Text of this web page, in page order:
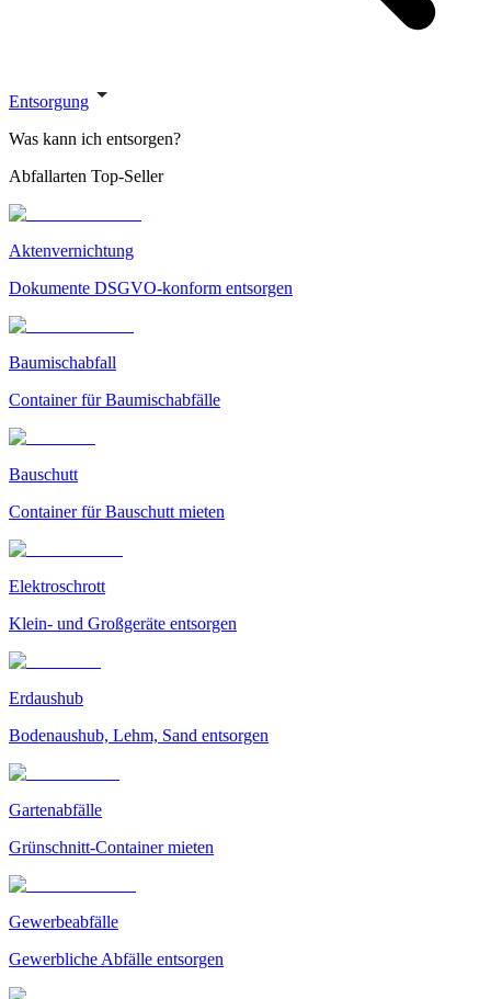
Entsorgung
Was kann ich entsorgen?
Abfallarten Top-Seller
Aktenvernichtung
Dokumente DSGVO-konform entsorgen
Baumischabfall
Container für Baumischabfälle
Bauschutt
Container für Bauschutt mieten
Elektroschrott
Klein- und Großgeräte entsorgen
Erdaushub
Bodenaushub, Lehm, Sand entsorgen
Gartenabfälle
Grünschnitt-Container mieten
Gewerbeabfälle
Gewerbliche Abfälle entsorgen